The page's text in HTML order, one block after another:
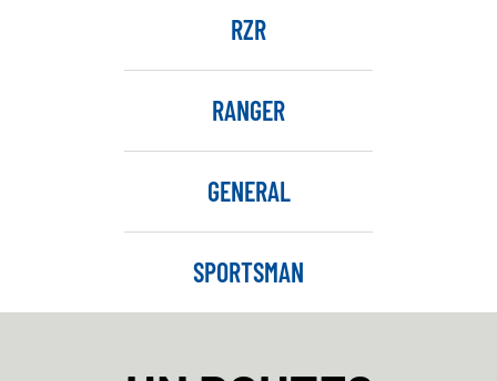
RZR
RANGER
GENERAL
SPORTSMAN